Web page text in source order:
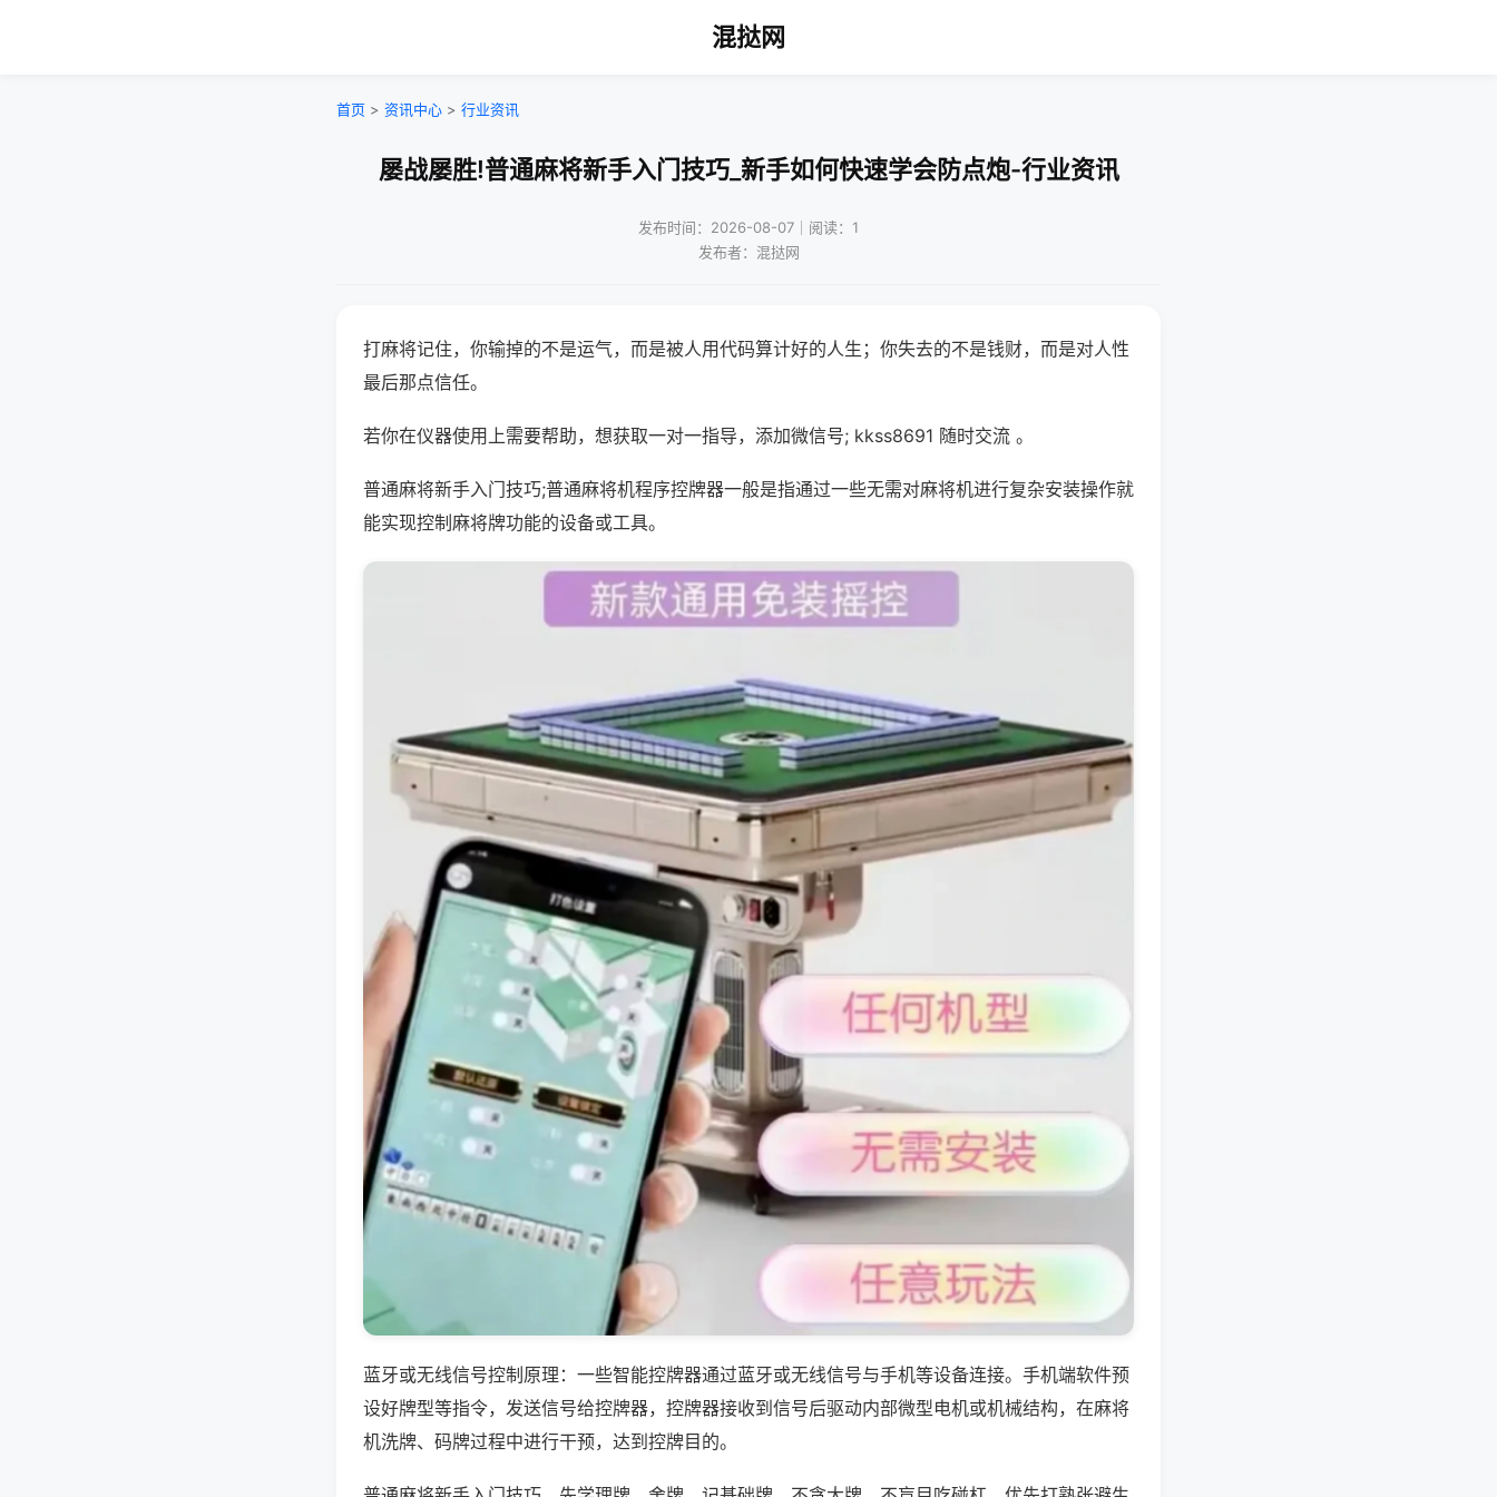
混挞网
首页 > 资讯中心 > 行业资讯
屡战屡胜!普通麻将新手入门技巧_新手如何快速学会防点炮-行业资讯
发布时间：2026-08-07｜阅读：1
发布者：混挞网
打麻将记住，你输掉的不是运气，而是被人用代码算计好的人生；你失去的不是钱财，而是对人性
最后那点信任。
若你在仪器使用上需要帮助，想获取一对一指导，添加微信号; kkss8691 随时交流 。
普通麻将新手入门技巧;普通麻将机程序控牌器一般是指通过一些无需对麻将机进行复杂安装操作就
能实现控制麻将牌功能的设备或工具。
蓝牙或无线信号控制原理：一些智能控牌器通过蓝牙或无线信号与手机等设备连接。手机端软件预
设好牌型等指令，发送信号给控牌器，控牌器接收到信号后驱动内部微型电机或机械结构，在麻将
机洗牌、码牌过程中进行干预，达到控牌目的。